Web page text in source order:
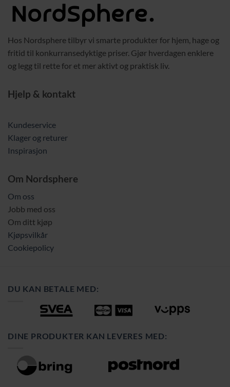
Hos Nordsphere tilbyr vi smarte produkter for hjem, hage og
fritid til konkurransedyktige priser. Gjør hverdagen enklere
og legg til rette for et mer aktivt og praktisk liv.
Hjelp & kontakt
Kundeservice
Klager og returer
Inspirasjon
Om Nordsphere
Om oss
Jobb med oss
Om ditt kjøp
Kjøpsvilkår
Cookiepolicy
DU KAN BETALE MED:
DINE PRODUKTER KAN LEVERES MED: